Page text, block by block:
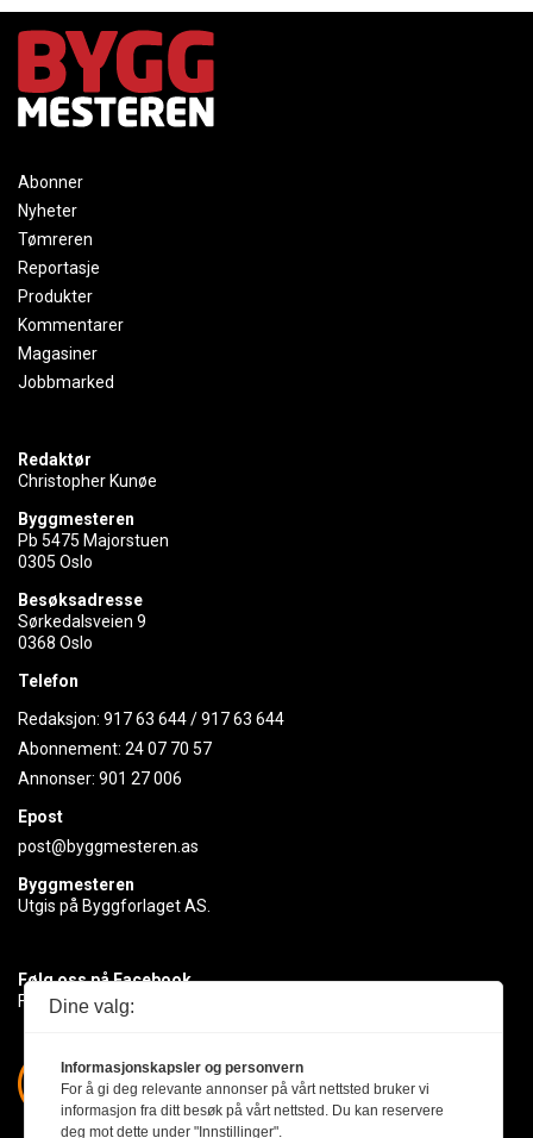
Abonner
Nyheter
Tømreren
Reportasje
Produkter
Kommentarer
Magasiner
Jobbmarked
Redaktør
Christopher Kunøe
Byggmesteren
Pb 5475 Majorstuen
0305 Oslo
Besøksadresse
Sørkedalsveien 9
0368 Oslo
Telefon
Redaksjon: 917 63 644/917 63 644
Abonnement: 24 07 70 57
Annonser: 901 27 006
Epost
post@byggmesteren.as
Byggmesteren
Utgis på Byggforlaget AS.
Følg oss på Facebook
Få med deg det siste innen byggebransjen
Dine valg:
Informasjonskapsler og personvern
For å gi deg relevante annonser på vårt nettsted bruker vi
informasjon fra ditt besøk på vårt nettsted. Du kan reservere
deg mot dette under "Innstillinger".